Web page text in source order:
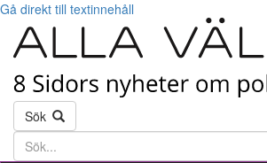
Gå direkt till textinnehåll
Sök
Söktext